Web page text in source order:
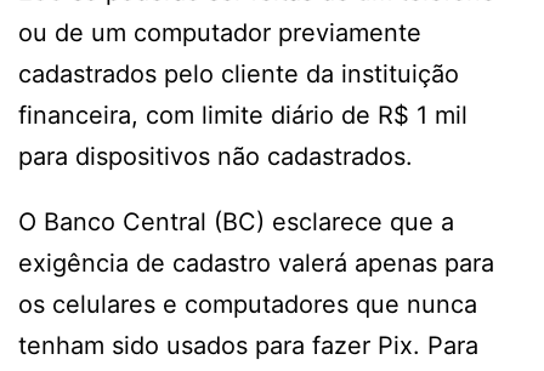
ou de um computador previamente
cadastrados pelo cliente da instituição
financeira, com limite diário de R$ 1 mil
para dispositivos não cadastrados.
O Banco Central (BC) esclarece que a
exigência de cadastro valerá apenas para
os celulares e computadores que nunca
tenham sido usados para fazer Pix. Para